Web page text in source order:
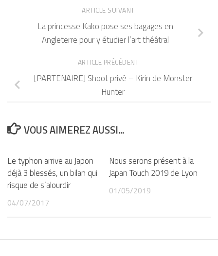
ARTICLE SUIVANT
La princesse Kako pose ses bagages en
Angleterre pour y étudier l’art théâtral
ARTICLE PRÉCÉDENT
[PARTENAIRE] Shoot privé – Kirin de Monster
Hunter
VOUS AIMEREZ AUSSI...
Le typhon arrive au Japon
déjà 3 blessés, un bilan qui
risque de s’alourdir
04/07/2017
Nous serons présent à la
Japan Touch 2019 de Lyon
01/05/2019